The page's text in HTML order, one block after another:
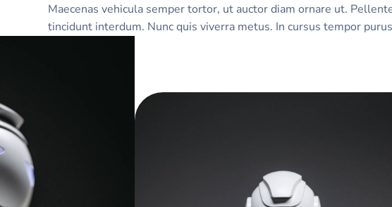
Maecenas vehicula semper tortor, ut auctor diam ornare ut.
tincidunt interdum. Nunc quis viverra metus. In cursus tempor